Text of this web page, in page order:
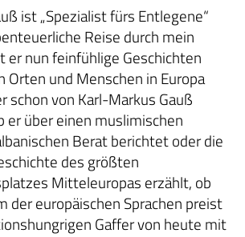
ist „Spezialist fürs Entlegene“
Reise durch mein
er nun feinfühlige Geschichten
Orten und Menschen in Europa
schon von Karl-Markus Gauß
er über einen muslimischen
Berat berichtet oder die
des größten
Mitteleuropas erzählt, ob
der europäischen Sprachen preist
Gaffer von heute mit